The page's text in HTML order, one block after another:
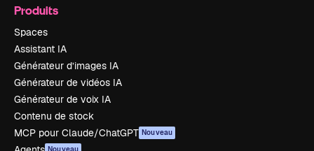
Produits
Spaces
Assistant IA
Générateur d’images IA
Générateur de vidéos IA
Générateur de voix IA
Contenu de stock
MCP pour Claude/ChatGPT Nouveau